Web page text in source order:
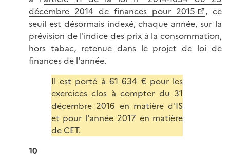
décembre 2014 de finances pour 2015
, ce
seuil est désormais indexé, chaque année, sur la
prévision de l'indice des prix à la consommation,
hors tabac, retenue dans le projet de loi de
finances de l'année.
Il est porté à 61 634 € pour les
exercices clos à compter du 31
décembre 2016 en matière d'IS
et pour l'année 2017 en matière
de CET.
10